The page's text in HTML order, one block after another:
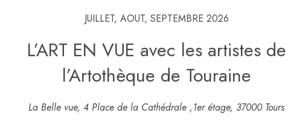
JUILLET, AOUT, SEPTEMBRE 2026
L’ART EN VUE avec les artistes de
l’Artothèque de Touraine
La Belle vue, 4 Place de la Cathédrale ,1er étage, 37000 Tours